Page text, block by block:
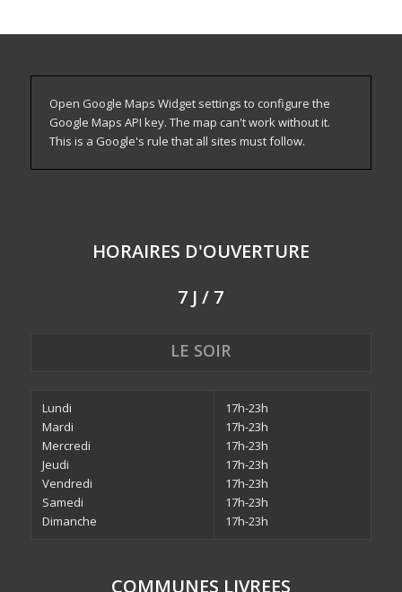
Open Google Maps Widget settings to configure the
Google Maps API key. The map can't work without it.
This is a Google's rule that all sites must follow.
HORAIRES D'OUVERTURE
7 J / 7
LE SOIR
Lundi
Mardi
Mercredi
Jeudi
Vendredi
Samedi
Dimanche
17h-23h
17h-23h
17h-23h
17h-23h
17h-23h
17h-23h
17h-23h
COMMUNES LIVREES